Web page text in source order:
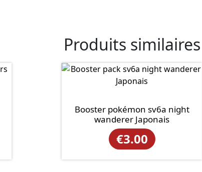
Produits similaires
Booster pokémon sv6a night
wanderer Japonais
€3.00